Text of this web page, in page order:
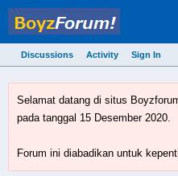
Discussions Activity Sign In
Selamat datang di situs
pada tanggal 15 Desember 2020.
Forum ini diabadikan untuk